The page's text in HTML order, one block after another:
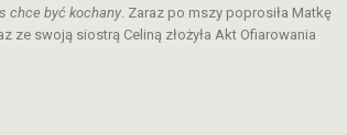
chce być kochany. Zaraz po mszy poprosiła Matkę
ze swoją siostrą Celiną złożyła Akt Ofiarowania